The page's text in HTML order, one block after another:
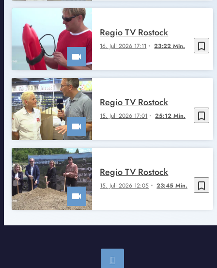
bookmark_border
16. Juli 2026 17:11 23:22 Min.
Regio TV Rostock
bookmark_border
15. Juli 2026 17:01 25:12 Min.
Regio TV Rostock
bookmark_border
15. Juli 2026 12:05 23:45 Min.
Regio TV Rostock